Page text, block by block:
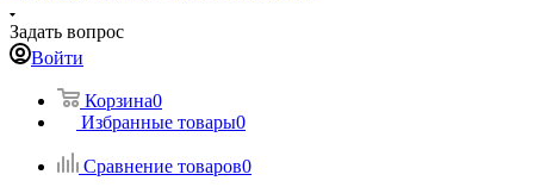
Задать вопрос
Войти
Корзина0
Избранные товары0
Сравнение товаров0